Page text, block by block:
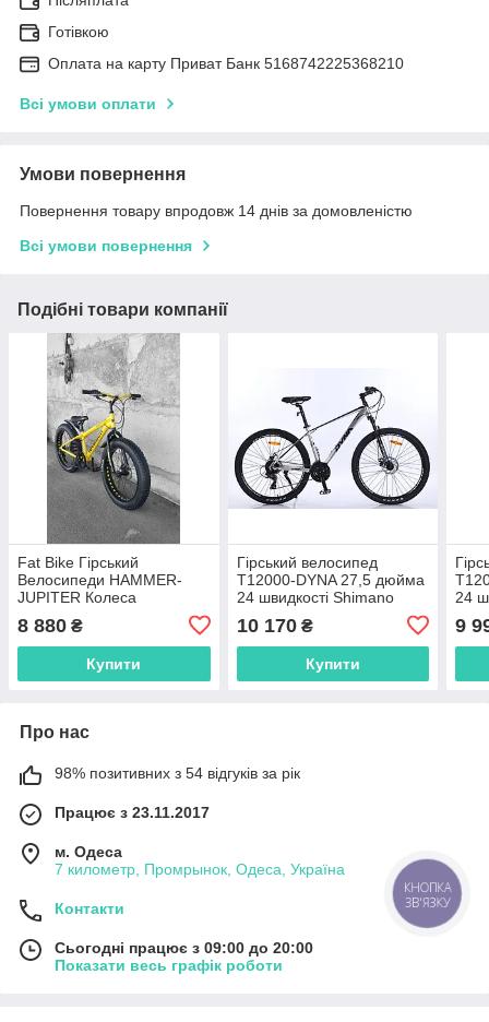
Готівкою
Оплата на карту Приват Банк 5168742225368210
Всі умови оплати
Умови повернення
Повернення товару впродовж 14 днів за домовленістю
Всі умови повернення
Подібні товари компанії
Fat Bike Гірський
Велосипеди HAMMER-
JUPITER Колеса
26'х4,0.Алюмінієва рама
17' Японія Shimano.
8 880 ₴
Купити
Гірський велосипед
T12000-DYNA 27,5 дюйма
24 швидкості Shimano
дюймів
10 170₴
Купити
24
9
Про нас
98% позитивних з 54 відгуків за рік
Працює з 23.11.2017
м. Одеса
7 километр, Промрынок, Одеса, Україна
Контакти
Сьогодні працює з 09:00 до 20:00
Показати весь графік роботи
КНОПКА
ЗВ'ЯЗКУ